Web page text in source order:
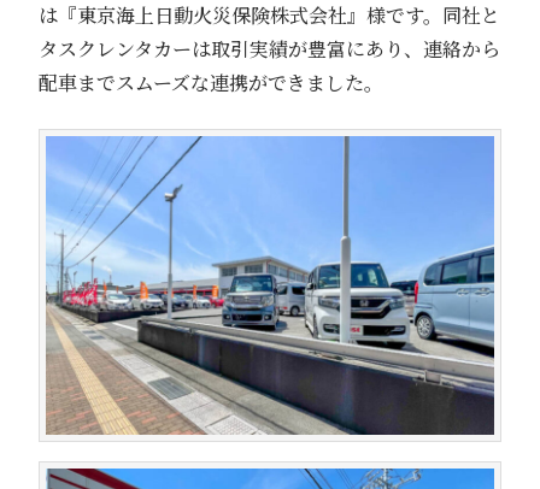
は『東京海上日動火災保険株式会社』様です。同社と
タスクレンタカーは取引実績が豊富にあり、連絡から
配車までスムーズな連携ができました。